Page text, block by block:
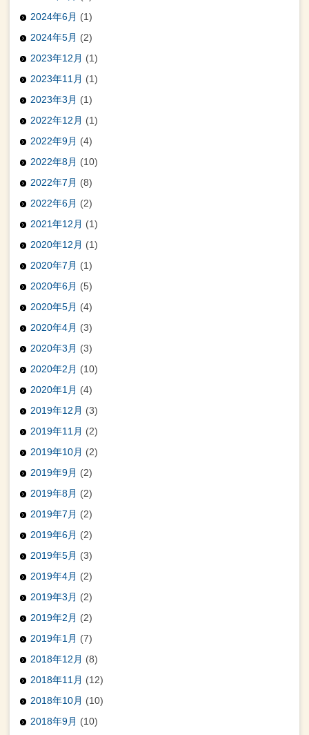
2024年6月 (1)
2024年5月 (2)
2023年12月 (1)
2023年11月 (1)
2023年3月 (1)
2022年12月 (1)
2022年9月 (4)
2022年8月 (10)
2022年7月 (8)
2022年6月 (2)
2021年12月 (1)
2020年12月 (1)
2020年7月 (1)
2020年6月 (5)
2020年5月 (4)
2020年4月 (3)
2020年3月 (3)
2020年2月 (10)
2020年1月 (4)
2019年12月 (3)
2019年11月 (2)
2019年10月 (2)
2019年9月 (2)
2019年8月 (2)
2019年7月 (2)
2019年6月 (2)
2019年5月 (3)
2019年4月 (2)
2019年3月 (2)
2019年2月 (2)
2019年1月 (7)
2018年12月 (8)
2018年11月 (12)
2018年10月 (10)
2018年9月 (10)